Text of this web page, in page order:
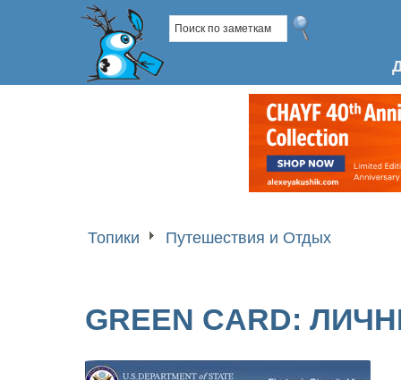
Топики Путешествия и Отдых
GREEN CARD: